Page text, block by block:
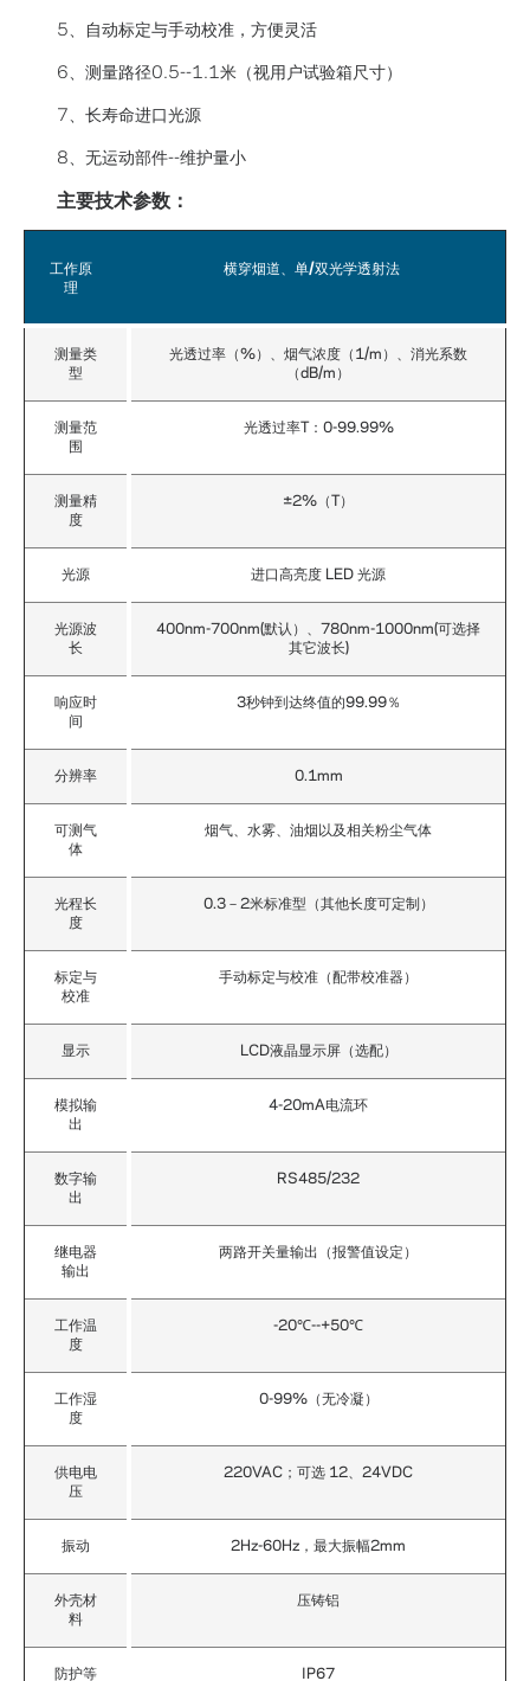
5、自动标定与手动校准，方便灵活
6、测量路径0.5--1.1米（视用户试验箱尺寸）
7、长寿命进口光源
8、无运动部件--维护量小
主要技术参数：
工作原
理
横穿烟道、单/双光学透射法
测量类
型
光透过率（%）、烟气浓度（1/m）、消光系数
（dB/m）
测量范
围
光透过率T：0-99.99%
测量精
度
±2%（T）
光源 进口高亮度 LED 光源
光源波
长
400nm-700nm(默认）、780nm-1000nm(可选择
其它波长)
响应时
间
3秒钟到达终值的99.99％
分辨率 0.1mm
可测气
体
烟气、水雾、油烟以及相关粉尘气体
光程长
度
0.3－2米标准型（其他长度可定制）
标定与
校准
手动标定与校准（配带校准器）
显示 LCD液晶显示屏（选配）
模拟输
出
4-20mA电流环
数字输
出
RS485/232
继电器
输出
两路开关量输出（报警值设定）
工作温
度
-20℃--+50℃
工作湿
度
0-99%（无冷凝）
供电电
压
220VAC；可选 12、24VDC
振动 2Hz-60Hz，最大振幅2mm
外壳材
料
压铸铝
防护等
IP67